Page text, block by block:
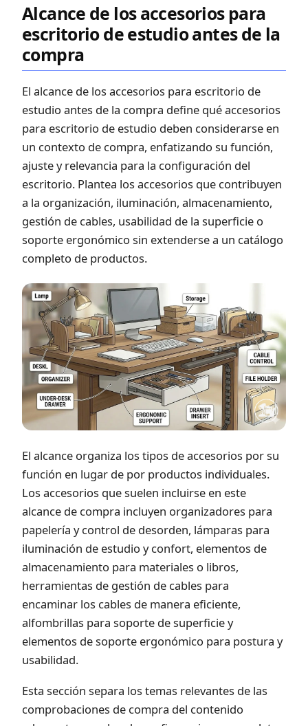
Alcance de los accesorios para
escritorio de estudio antes de la
compra
El alcance de los accesorios para escritorio de
estudio antes de la compra define qué accesorios
para escritorio de estudio deben considerarse en
un contexto de compra, enfatizando su función,
ajuste y relevancia para la configuración del
escritorio. Plantea los accesorios que contribuyen
a la organización, iluminación, almacenamiento,
gestión de cables, usabilidad de la superficie o
soporte ergonómico sin extenderse a un catálogo
completo de productos.
El alcance organiza los tipos de accesorios por su
función en lugar de por productos individuales.
Los accesorios que suelen incluirse en este
alcance de compra incluyen organizadores para
papelería y control de desorden, lámparas para
iluminación de estudio y confort, elementos de
almacenamiento para materiales o libros,
herramientas de gestión de cables para
encaminar los cables de manera eficiente,
alfombrillas para soporte de superficie y
elementos de soporte ergonómico para postura y
usabilidad.
Esta sección separa los temas relevantes de las
comprobaciones de compra del contenido